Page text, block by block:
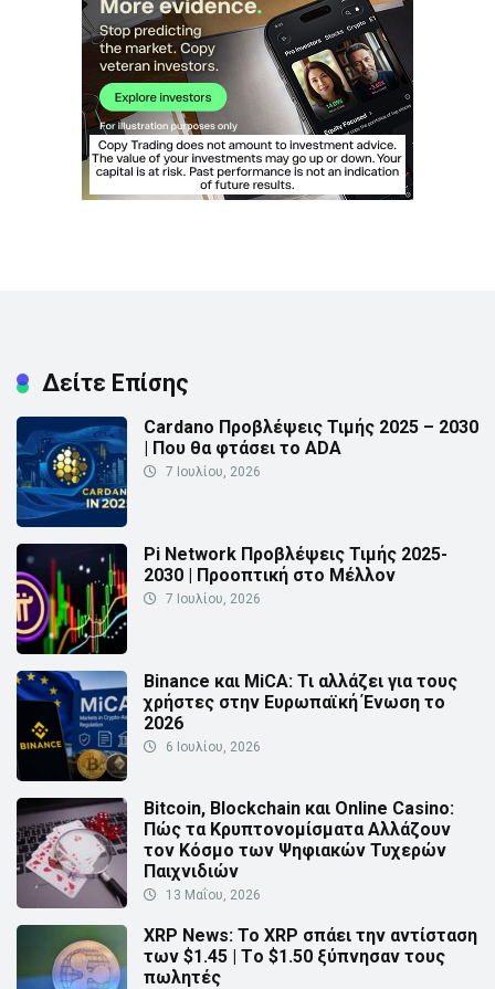
Δείτε Επίσης
Cardano Προβλέψεις Τιμής 2025 – 2030
| Που θα φτάσει το ADA
7 Ιουλίου, 2026
Pi Network Προβλέψεις Τιμής 2025-
2030 | Προοπτική στο Μέλλον
7 Ιουλίου, 2026
Binance και MiCA: Τι αλλάζει για τους
χρήστες στην Ευρωπαϊκή Ένωση το
2026
6 Ιουλίου, 2026
Bitcoin, Blockchain και Online Casino:
Πώς τα Κρυπτονομίσματα Αλλάζουν
τον Κόσμο των Ψηφιακών Τυχερών
Παιχνιδιών
13 Μαΐου, 2026
XRP News: Το XRP σπάει την αντίσταση
των $1.45 | Τo $1.50 ξύπνησαν τους
πωλητές